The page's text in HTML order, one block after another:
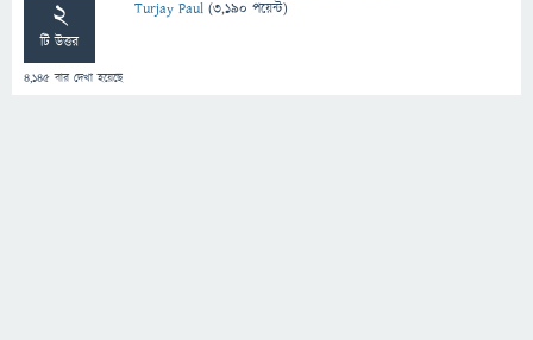
2
টি উত্তর
4,145 বার দেখা হয়েছে
Turjay Paul (3,190 পয়েন্ট)